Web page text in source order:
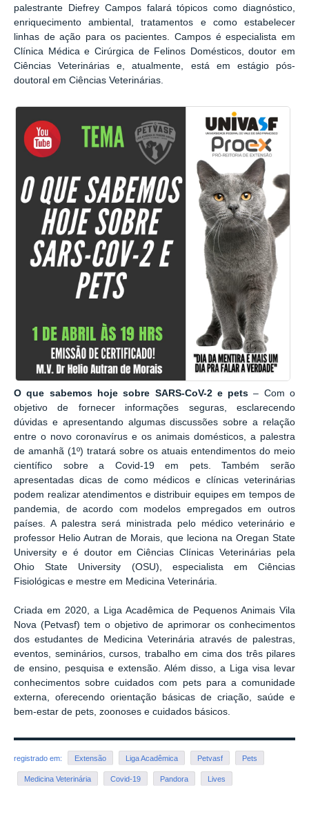
palestrante Diefrey Campos falará tópicos como diagnóstico,
enriquecimento ambiental, tratamentos e como estabelecer
linhas de ação para os pacientes. Campos é especialista em
Clínica Médica e Cirúrgica de Felinos Domésticos, doutor em
Ciências Veterinárias e, atualmente, está em estágio pós-
doutoral em Ciências Veterinárias.
O que sabemos hoje sobre SARS-CoV-2 e pets– Com o
objetivo de fornecer informações seguras, esclarecendo
dúvidas e apresentando algumas discussões sobre a relação
entre o novo coronavírus e os animais domésticos, a palestra
de amanhã (1º) tratará sobre os atuais entendimentos do meio
científico sobre a Covid-19 em pets. Também serão
apresentadas dicas de como médicos e clínicas veterinárias
podem realizar atendimentos e distribuir equipes em tempos de
pandemia, de acordo com modelos empregados em outros
países. A palestra será ministrada pelo médico veterinário e
professor Helio Autran de Morais, que leciona na Oregan State
University e é doutor em Ciências Clínicas Veterinárias pela
Ohio State University (OSU), especialista em Ciências
Fisiológicas e mestre em Medicina Veterinária.
Criada em 2020, a Liga Acadêmica de Pequenos Animais Vila
Nova (Petvasf) tem o objetivo de aprimorar os conhecimentos
dos estudantes de Medicina Veterinária através de palestras,
eventos, seminários, cursos, trabalho em cima dos três pilares
de ensino, pesquisa e extensão. Além disso, a Liga visa levar
conhecimentos sobre cuidados com pets para a comunidade
externa, oferecendo orientação básicas de criação, saúde e
bem-estar de pets, zoonoses e cuidados básicos.
registrado em: Extensão Liga Acadêmica Petvasf Pets
Medicina Veterinária Covid-19 Pandora Lives